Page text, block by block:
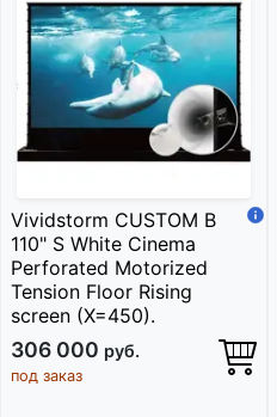
Vividstorm CUSTOM B
110" S White Cinema
Perforated Motorized
Tension Floor Rising
screen (X=450).
306 000 руб.
под заказ